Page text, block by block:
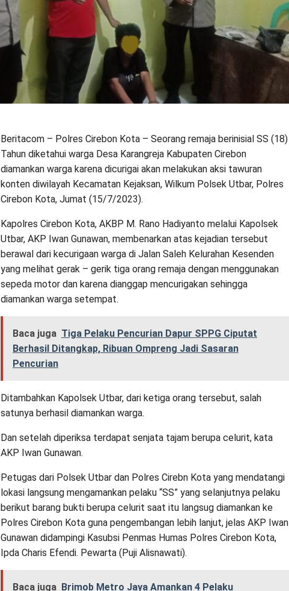
Beritacom – Polres Cirebon Kota – Seorang remaja berinisial SS (18)
Tahun diketahui warga Desa Karangreja Kabupaten Cirebon
diamankan warga karena dicurigai akan melakukan aksi tawuran
konten diwilayah Kecamatan Kejaksan, Wilkum Polsek Utbar, Polres
Cirebon Kota, Jumat (15/7/2023).
Kapolres Cirebon Kota, AKBP M. Rano Hadiyanto melalui Kapolsek
Utbar, AKP Iwan Gunawan, membenarkan atas kejadian tersebut
berawal dari kecurigaan warga di Jalan Saleh Kelurahan Kesenden
yang melihat gerak – gerik tiga orang remaja dengan menggunakan
sepeda motor dan karena dianggap mencurigakan sehingga
diamankan warga setempat.
Baca juga Tiga Pelaku Pencurian Dapur SPPG Ciputat
Berhasil Ditangkap, Ribuan Ompreng Jadi Sasaran
Pencurian
Ditambahkan Kapolsek Utbar, dari ketiga orang tersebut, salah
satunya berhasil diamankan warga.
Dan setelah diperiksa terdapat senjata tajam berupa celurit, kata
AKP Iwan Gunawan.
Petugas dari Polsek Utbar dan Polres Cirebn Kota yang mendatangi
lokasi langsung mengamankan pelaku “SS” yang selanjutnya pelaku
berikut barang bukti berupa celurit saat itu langsug diamankan ke
Polres Cirebon Kota guna pengembangan lebih lanjut, jelas AKP Iwan
Gunawan didampingi Kasubsi Penmas Humas Polres Cirebon Kota,
Ipda Charis Efendi. Pewarta (Puji Alisnawati).
Baca juga Brimob Metro Jaya Amankan 4 Pelaku